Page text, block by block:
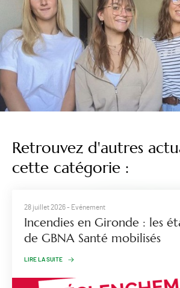
Retrouvez d'autres
cette catégorie :
28 juillet 2026- Evénement
Incendies en Gironde : les
de GBNA Santé mobilisés
LIRE LA SUITE